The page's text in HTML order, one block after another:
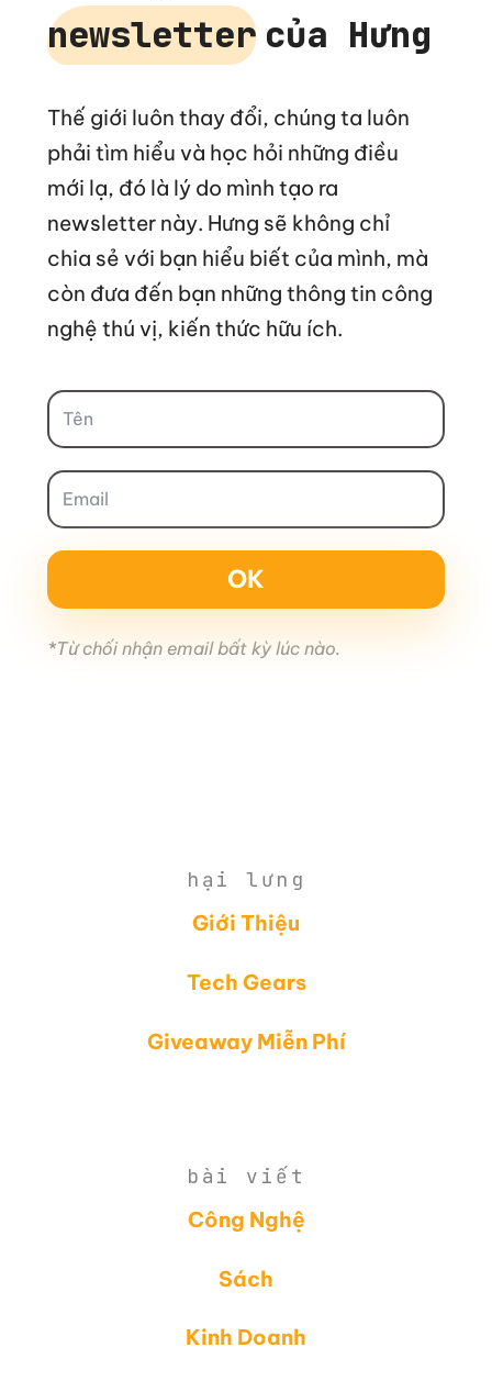
newsletter của Hưng
Thế giới luôn thay đổi, chúng ta luôn
phải tìm hiểu và học hỏi những điều
mới lạ, đó là lý do mình tạo ra
newsletter này. Hưng sẽ không chỉ
chia sẻ với bạn hiểu biết của mình, mà
còn đưa đến bạn những thông tin công
nghệ thú vị, kiến thức hữu ích.
OK
*Từ chối nhận email bất kỳ lúc nào.
hại lưng
Giới Thiệu
Tech Gears
Giveaway Miễn Phí
bài viết
Công Nghệ
Sách
Kinh Doanh